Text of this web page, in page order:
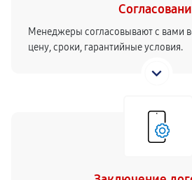
Менеджеры согласовывают с вами
цену, сроки, гарантийные условия.